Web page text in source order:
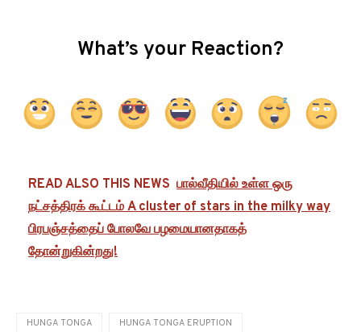
What’s your Reaction?
READ ALSO THIS NEWS பால்வீதியில் உள்ள ஒரு
நட்சத்திரக் கூட்டம் A cluster of stars in the milky way
பிரபஞ்சத்தைப் போலவே பழமையானதாகத்
தோன்றுகின்றது!
HUNGA TONGA HUNGA TONGA ERUPTION